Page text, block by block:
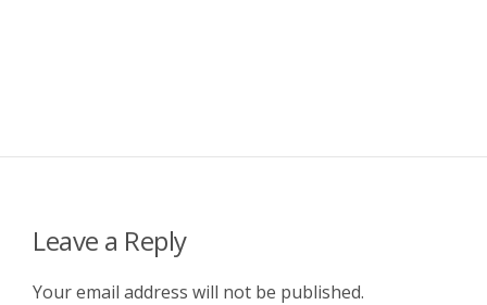
Leave a Reply
Your email address will not be published.